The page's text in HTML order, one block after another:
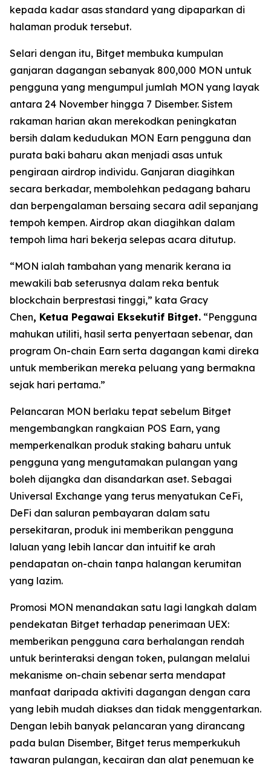
kepada kadar asas standard yang dipaparkan di
halaman produk tersebut.
Selari dengan itu, Bitget membuka kumpulan
ganjaran dagangan sebanyak 800,000 MON untuk
pengguna yang mengumpul jumlah MON yang layak
antara 24 November hingga 7 Disember. Sistem
rakaman harian akan merekodkan peningkatan
bersih dalam kedudukan MON Earn pengguna dan
purata baki baharu akan menjadi asas untuk
pengiraan airdrop individu. Ganjaran diagihkan
secara berkadar, membolehkan pedagang baharu
dan berpengalaman bersaing secara adil sepanjang
tempoh kempen. Airdrop akan diagihkan dalam
tempoh lima hari bekerja selepas acara ditutup.
“MON ialah tambahan yang menarik kerana ia
mewakili bab seterusnya dalam reka bentuk
blockchain berprestasi tinggi,” kata Gracy
Chen, Ketua Pegawai Eksekutif Bitget. “Pengguna
mahukan utiliti, hasil serta penyertaan sebenar, dan
program On-chain Earn serta dagangan kami direka
untuk memberikan mereka peluang yang bermakna
sejak hari pertama.”
Pelancaran MON berlaku tepat sebelum Bitget
mengembangkan rangkaian POS Earn, yang
memperkenalkan produk staking baharu untuk
pengguna yang mengutamakan pulangan yang
boleh dijangka dan disandarkan aset. Sebagai
Universal Exchange yang terus menyatukan CeFi,
DeFi dan saluran pembayaran dalam satu
persekitaran, produk ini memberikan pengguna
laluan yang lebih lancar dan intuitif ke arah
pendapatan on-chain tanpa halangan kerumitan
yang lazim.
Promosi MON menandakan satu lagi langkah dalam
pendekatan Bitget terhadap penerimaan UEX:
memberikan pengguna cara berhalangan rendah
untuk berinteraksi dengan token, pulangan melalui
mekanisme on-chain sebenar serta mendapat
manfaat daripada aktiviti dagangan dengan cara
yang lebih mudah diakses dan tidak menggentarkan.
Dengan lebih banyak pelancaran yang dirancang
pada bulan Disember, Bitget terus memperkukuh
tawaran pulangan, kecairan dan alat penemuan ke